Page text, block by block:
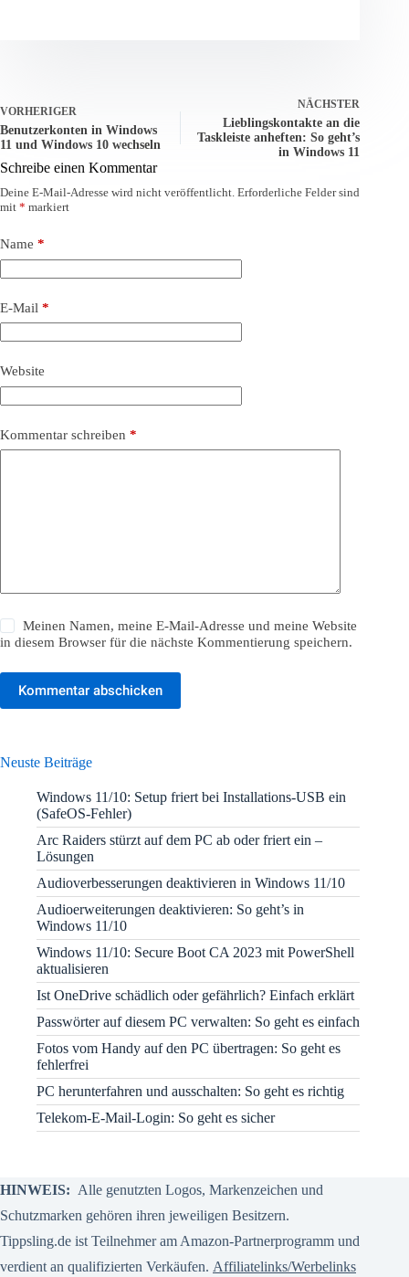
VORHERIGER
Benutzerkonten in Windows
11 und Windows 10 wechseln
NÄCHSTER
Lieblingskontakte an die
Taskleiste anheften: So geht’s
in Windows 11
Schreibe einen Kommentar
Deine E-Mail-Adresse wird nicht veröffentlicht. Erforderliche Felder sind
mit * markiert
Name *
E-Mail *
Website
Kommentar schreiben *
Meinen Namen, meine E-Mail-Adresse und meine Website
in diesem Browser für die nächste Kommentierung speichern.
Kommentar abschicken
Neuste Beiträge
Windows 11/10: Setup friert bei Installations-USB ein
(SafeOS-Fehler)
Arc Raiders stürzt auf dem PC ab oder friert ein –
Lösungen
Audioverbesserungen deaktivieren in Windows 11/10
Audioerweiterungen deaktivieren: So geht’s in
Windows 11/10
Windows 11/10: Secure Boot CA 2023 mit PowerShell
aktualisieren
Ist OneDrive schädlich oder gefährlich? Einfach erklärt
Passwörter auf diesem PC verwalten: So geht es einfach
Fotos vom Handy auf den PC übertragen: So geht es
fehlerfrei
PC herunterfahren und ausschalten: So geht es richtig
Telekom-E-Mail-Login: So geht es sicher
HINWEIS: Alle genutzten Logos, Markenzeichen und
Schutzmarken gehören ihren jeweiligen Besitzern.
Tippsling.de ist Teilnehmer am Amazon-Partnerprogramm und
verdient an qualifizierten Verkäufen. Affiliatelinks/Werbelinks